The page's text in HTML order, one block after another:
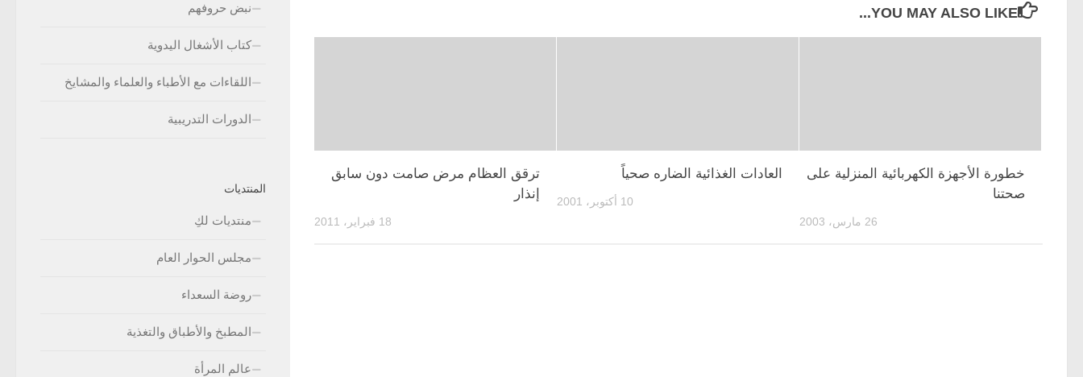
YOU MAY ALSO LIKE...
ترقق العظام مرض صامت دون سابق
إنذار
18 فبراير، 2011
العادات الغذائية الضاره صحياً
10 أكتوبر، 2001
خطورة الأجهزة الكهربائية المنزلية على
صحتنا
26 مارس، 2003
نبض حروفهم
كتاب الأشغال اليدوية
اللقاءات مع الأطباء والعلماء والمشايخ
الدورات التدريبية
المنتديات
منتديات لكِ
مجلس الحوار العام
روضة السعداء
المطبخ والأطباق والتغذية
عالم المرأة